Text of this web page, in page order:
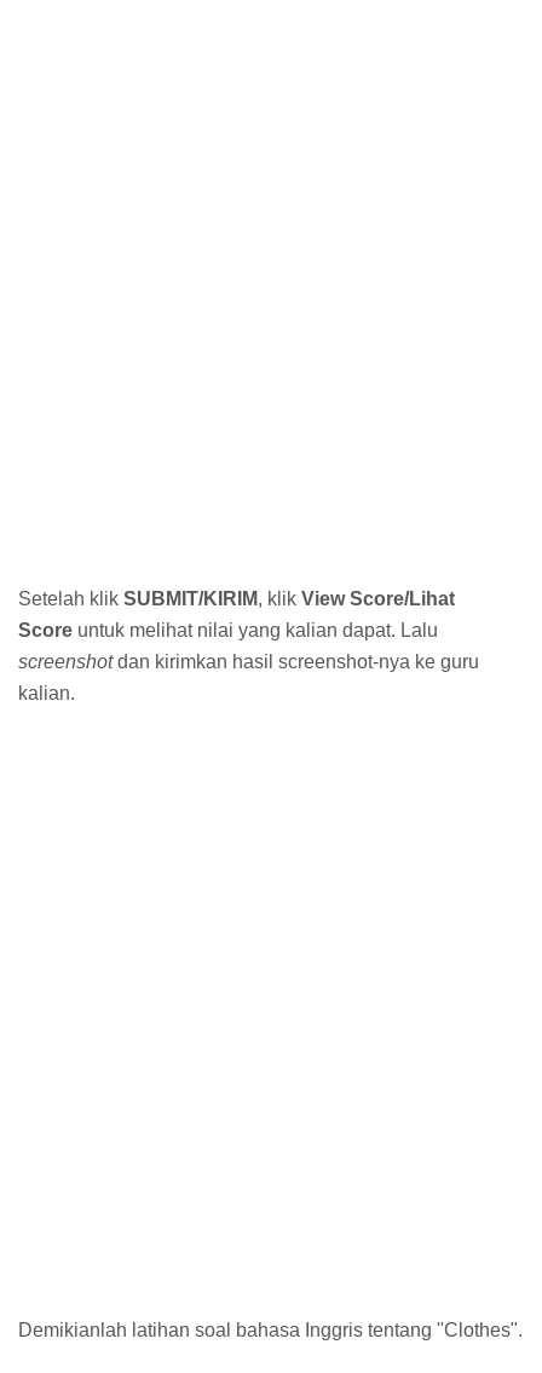
Setelah klik SUBMIT/KIRIM, klik View Score/Lihat
Score untuk melihat nilai yang kalian dapat. Lalu
screenshotdan kirimkan hasil screenshot-nya ke guru
kalian.
Demikianlah latihan soal bahasa Inggris tentang "Clothes".